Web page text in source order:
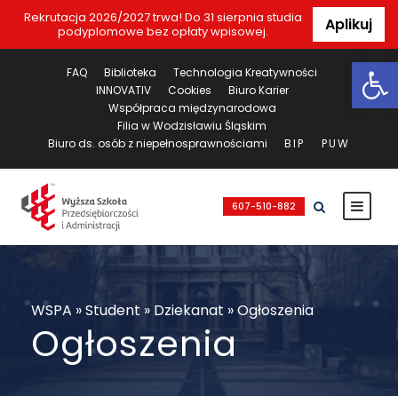
Rekrutacja 2026/2027 trwa! Do 31 sierpnia studia
podyplomowe bez opłaty wpisowej.
Aplikuj
FAQ Biblioteka
Technologia Kreatywności
INNOVATIV
Cookies
Biuro Karier
Współpraca międzynarodowa
Filia w Wodzisławiu Śląskim
Biuro ds. osób z niepełnosprawnościami
BIP PUW
607-510-882
WSPA »Student » Dziekanat »Ogłoszenia
Ogłoszenia